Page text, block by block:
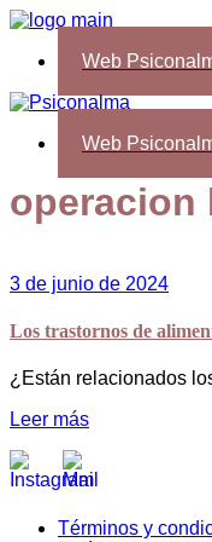
Web
Web
operacion
3 de junio de 2024
Los trastornos de
¿Están relacionados
Leer más
Términos y